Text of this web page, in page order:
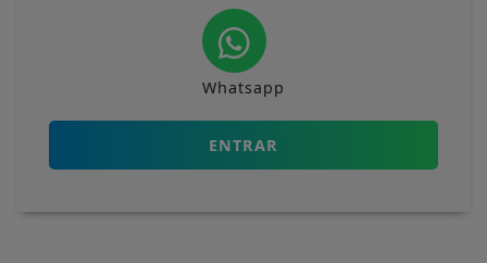
Whatsapp
ENTRAR